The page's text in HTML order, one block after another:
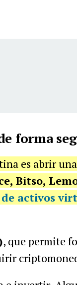
forma
es abrir una
Bitso,
activos
, que permite